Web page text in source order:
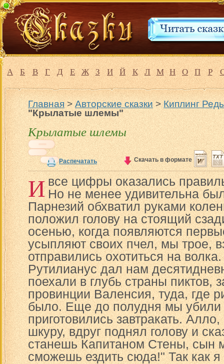
А Б В Г Д Е Ж З И Й К Л М Н О П Р
Главная>Авторские сказки>Киплинг
"Крылатые шлемы"
Крылатые шлемы
Распечатать Скачать в формате
Ивсе цифры оказались
Но не менее удивительна
Парнезий обхватил руками
положил голову на стоящий
осенью, когда появляются
усыпляют своих пчел, мы трое,
отправились охотиться на
Рутилианус дал нам
поехали в глубь страны пиктов,
провинции Валенсия, туда, где
было. Еще до полудня мы убили
приготовились завтракать.
шкуру, вдруг поднял голову и
станешь Капитаном Стены, сын
сможешь ездить сюда!" Так как